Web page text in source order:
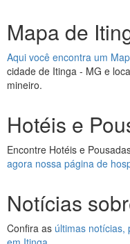
Mapa de
Aqui você encontra um
cidade de Itinga - MG e
mineiro.
Hotéis e
Encontre Hotéis e
agora nossa página de
Notícias
Confira as últimas notícias,